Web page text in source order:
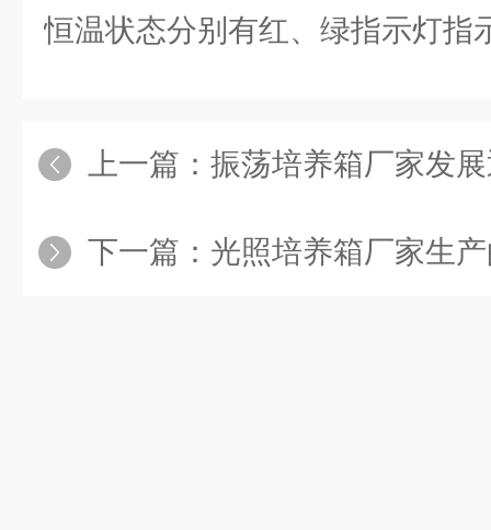
恒温状态分别有红、绿指示灯指
上一篇： 振荡培养箱厂家发
下一篇： 光照培养箱厂家生产的光照培养